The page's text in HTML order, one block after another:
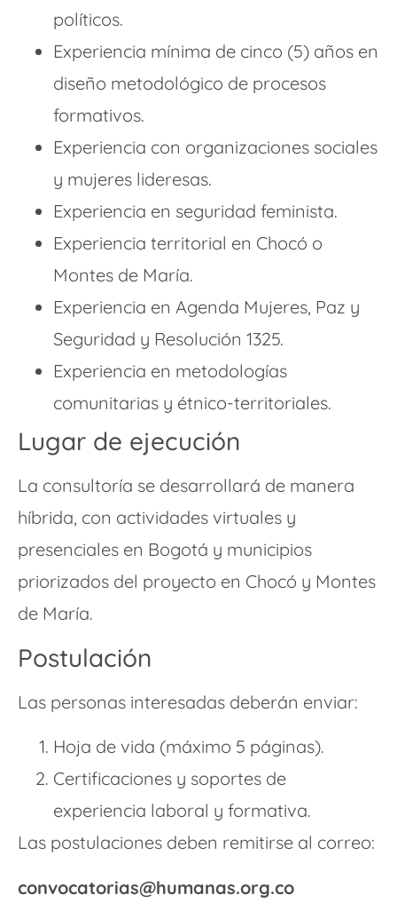
políticos.
Experiencia mínima de cinco (5) años en
diseño metodológico de procesos
formativos.
Experiencia con organizaciones sociales
y mujeres lideresas.
Experiencia en seguridad feminista.
Experiencia territorial en Chocó o
Montes de María.
Experiencia en Agenda Mujeres, Paz y
Seguridad y Resolución 1325.
Experiencia en metodologías
comunitarias y étnico-territoriales.
Lugar de ejecución
La consultoría se desarrollará de manera
híbrida, con actividades virtuales y
presenciales en Bogotá y municipios
priorizados del proyecto en Chocó y Montes
de María.
Postulación
Las personas interesadas deberán enviar:
Hoja de vida (máximo 5 páginas).
Certificaciones y soportes de
experiencia laboral y formativa.
Las postulaciones deben remitirse al correo:
convocatorias@humanas.org.co